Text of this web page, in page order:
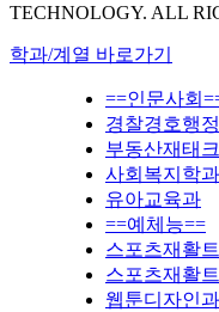
TECHNOLOGY. ALL
학과/계열 바로가기
==인문사회
경찰경호행
부동산재태
사회복지학과
유아교육과
==예체능==
스포츠재활
스포츠재활
웹툰디자인과